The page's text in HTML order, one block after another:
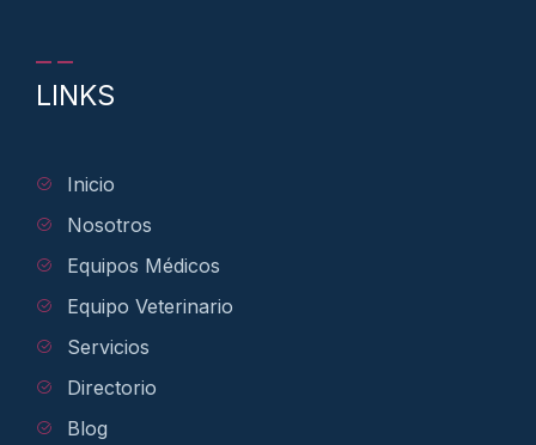
LINKS
Inicio
Nosotros
Equipos Médicos
Equipo Veterinario
Servicios
Directorio
Blog